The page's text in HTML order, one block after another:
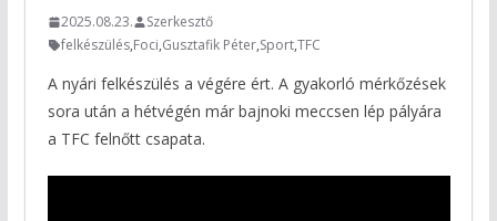
2025.08.23.
Szerkesztő
felkészülés,Foci,Gusztafik Péter,Sport,TFC
A nyári felkészülés a végére ért. A gyakorló mérkőzések
sora után a hétvégén már bajnoki meccsen lép pályára
a TFC felnőtt csapata.